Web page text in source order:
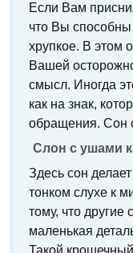
Если Вам
что Вы способны
хрупкое. В этом
Вашей
смысл. Иногда
как на знак,
обращения. Сон
Слон с ушами
Здесь сон
тонком слухе к
тому, что
маленькая
Такой